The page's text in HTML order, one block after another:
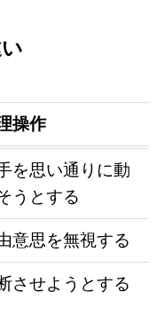
操作
を思い通りに動
うとする
意思を無視する
させようとする